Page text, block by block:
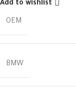
Add to wishlist
OEM
BMW